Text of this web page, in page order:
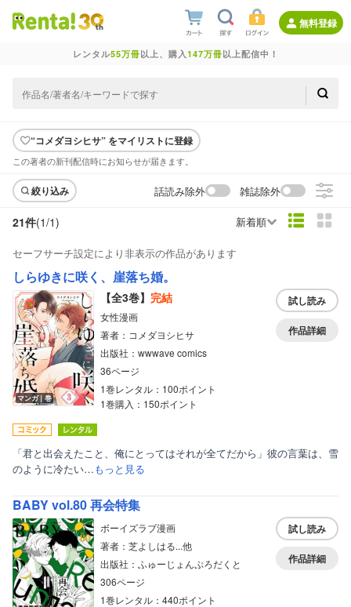
無料登録
レンタル55万冊以上、購入147万冊以上配信中！
“コメダヨシヒサ” をマイリストに登録
この著者の新刊配信時にお知らせが届きます。
絞り込み 話読み除外 雑誌除外
21件(1/1) 新着順
セーフサーチ設定により非表示の作品があります
しらゆきに咲く、崖落ち婚。
マンガ｜巻
【全3巻】 完結
女性漫画
著者：コメダヨシヒサ
出版社：wwwave comics
36ページ
1巻レンタル：100ポイント
1巻購入：150ポイント
試し読み
作品詳細
「君と出会えたこと、俺にとってはそれが全てだから」彼の言葉は、雪
のように冷たい…もっと見る
BABY vol.80 再会特集
ボーイズラブ漫画
著者：芝よしはる...他
出版社：ふゅーじょんぷろだくと
306ページ
1巻レンタル：440ポイント
試し読み
作品詳細